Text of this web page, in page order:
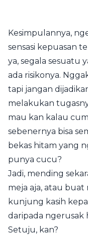
Kesimpulannya,
sensasi kepuasan
ya, segala sesuatu
ada risikonya.
tapi jangan
melakukan
mau kan kalau
sebenernya bisa
bekas hitam yang
punya cucu?
Jadi, mending
meja aja, atau
kunjung kasih
daripada ngerusak
Setuju, kan?